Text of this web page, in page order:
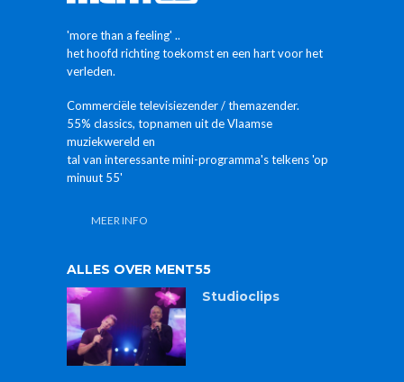
'more than a feeling' ..
het hoofd richting toekomst en een hart voor het
verleden.
Commerciële televisiezender / themazender.
55% classics, topnamen uit de Vlaamse
muziekwereld en
tal van interessante mini-programma's telkens 'op
minuut 55'
MEER INFO
ALLES OVER MENT55
Studioclips